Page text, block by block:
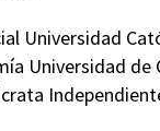
Universidad
Universidad